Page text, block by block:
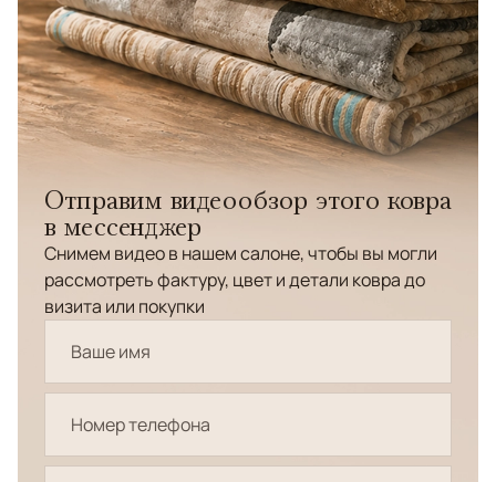
Отправим видеообзор этого ковра
в мессенджер
Снимем видео в нашем салоне, чтобы вы могли
рассмотреть фактуру, цвет и детали ковра до
визита или покупки